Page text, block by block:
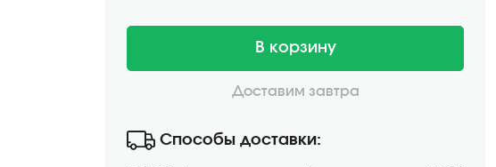
В корзину
Доставим завтра
Способы доставки: